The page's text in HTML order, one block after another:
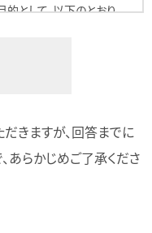
として、以下のとおり、
きますが、回答までに
あらかじめご了承くださ